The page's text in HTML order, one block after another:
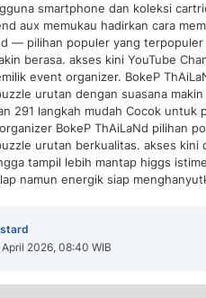
smartphone dan koleksi
aux memukau hadirkan cara
— pilihan populer yang
berasa. akses kini YouTube
event organizer. BokeP
urutan dengan suasana
291 langkah mudah Cocok untuk
BokeP ThAiLaNd pilihan
urutan berkualitas. akses kini
tampil lebih mantap higgs
namun energik siap
2026, 08:40 WIB